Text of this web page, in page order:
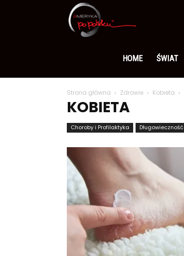
po
polsku
HOME ŚWIAT
Strona główna Zdrowie Kobieta
KOBIETA
Choroby i Profilaktyka Długowieczność